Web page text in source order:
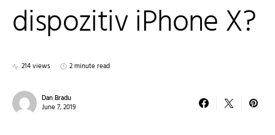
dispozitiv iPhone X?
214 views 2 minute read
Dan Bradu
June 7, 2019